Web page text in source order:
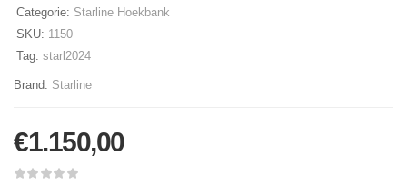
Categorie: Starline Hoekbank
SKU: 1150
Tag: starl2024
Brand: Starline
€1.150,00